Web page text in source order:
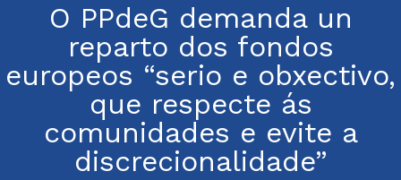
O PPdeG demanda un
reparto dos fondos
europeos “serio e obxectivo,
que respecte ás
comunidades e evite a
discrecionalidade”